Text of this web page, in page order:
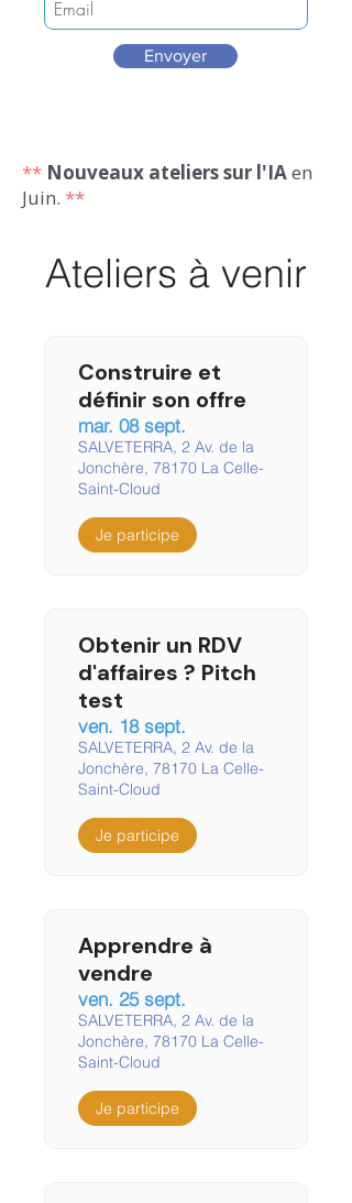
Envoyer
** Nouveaux ateliers sur l'IAen
Juin. **
Ateliers à venir
Construire et
définir son offre
mar. 08 sept.
SALVETERRA, 2 Av. de la
Jonchère, 78170 La Celle-
Saint-Cloud
Je participe
Obtenir un RDV
d'affaires ? Pitch
test
ven. 18 sept.
SALVETERRA, 2 Av. de la
Jonchère, 78170 La Celle-
Saint-Cloud
Je participe
Apprendre à
vendre
ven. 25 sept.
SALVETERRA, 2 Av. de la
Jonchère, 78170 La Celle-
Saint-Cloud
Je participe